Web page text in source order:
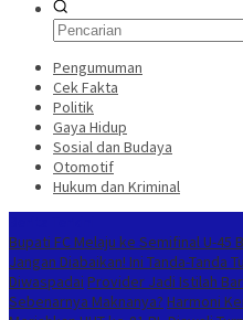
Pengumuman
Cek Fakta
Politik
Gaya Hidup
Sosial dan Budaya
Otomotif
Hukum dan Kriminal
Bupati FC Melaju ke Semifinal U-45
Jangan Diabaikan! Ini Tanda-Tanda
Diwaspadai Provider Jadi Istilah
Sebenarnya Maknanya? Harmoni